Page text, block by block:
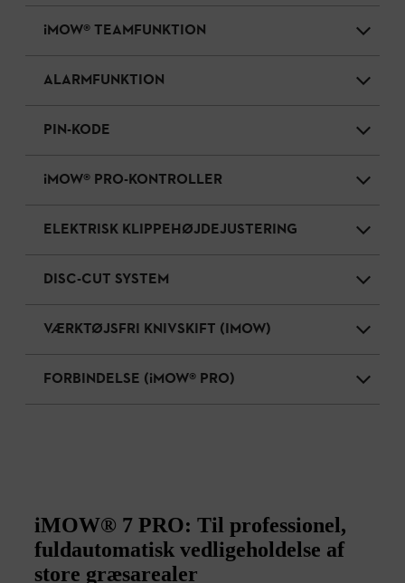
iMOW® TEAMFUNKTION
ALARMFUNKTION
PIN-KODE
iMOW® PRO-KONTROLLER
ELEKTRISK KLIPPEHØJDEJUSTERING
DISC-CUT SYSTEM
VÆRKTØJSFRI KNIVSKIFT (IMOW)
FORBINDELSE (iMOW® PRO)
iMOW® 7 PRO: Til professionel,
fuldautomatisk vedligeholdelse af
store græsarealer